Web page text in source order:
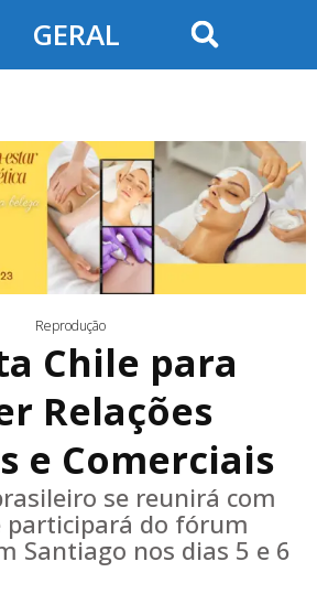
GERAL
Reprodução
Chile para
Relações
e Comerciais
se reunirá com
participará do fórum
Santiago nos dias 5 e 6